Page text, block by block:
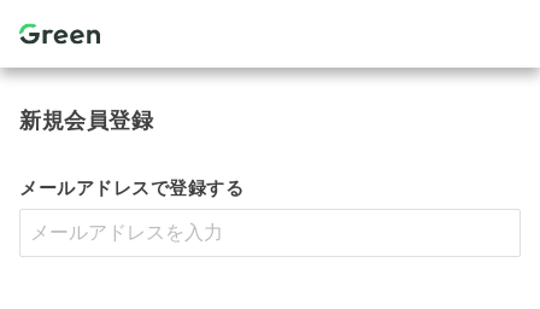
新規会員登録
メールアドレスで登録する